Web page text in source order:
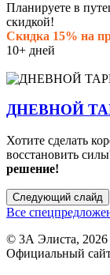
Планируете в
скидкой!
Скидка 15% на
10+ дней
ДНЕВНОЙ
Хотите сделать
восстановить
решение!
Следующий слайд
Все
© 3А Элиста, 2026
Официальный